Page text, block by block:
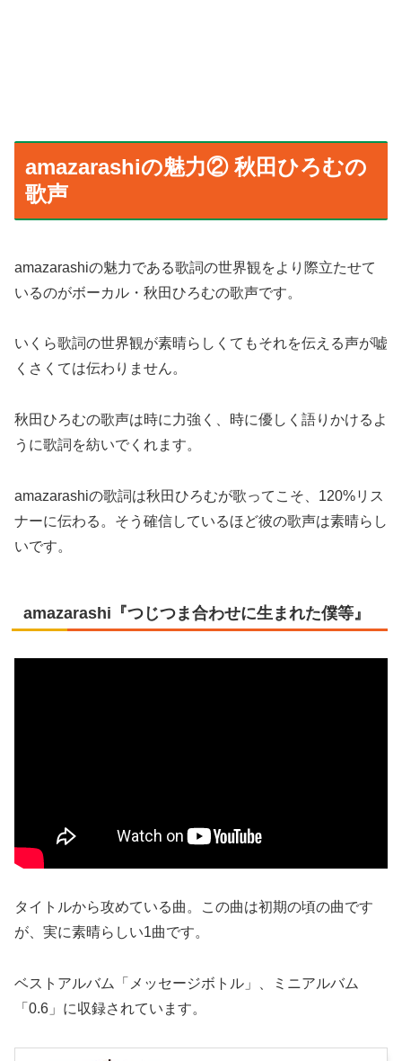
amazarashiの魅力② 秋田ひろむの
歌声
amazarashiの魅力である歌詞の世界観をより際立たせて
いるのがボーカル・秋田ひろむの歌声です。
いくら歌詞の世界観が素晴らしくてもそれを伝える声が嘘
くさくては伝わりません。
秋田ひろむの歌声は時に力強く、時に優しく語りかけるよ
うに歌詞を紡いでくれます。
amazarashiの歌詞は秋田ひろむが歌ってこそ、120%リス
ナーに伝わる。そう確信しているほど彼の歌声は素晴らし
いです。
amazarashi『つじつま合わせに生まれた僕等』
タイトルから攻めている曲。この曲は初期の頃の曲です
が、実に素晴らしい1曲です。
ベストアルバム「メッセージボトル」、ミニアルバム
「0.6」に収録されています。